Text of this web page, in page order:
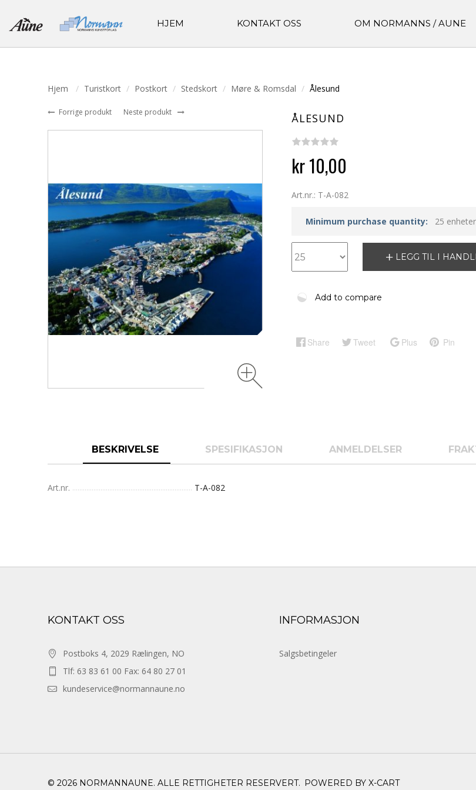
HJEM KONTAKT OSS OM NORMANNS / AUNE
Hjem Turistkort Postkort Stedskort Møre & Romsdal Ålesund
Forrige produkt Neste produkt ÅLESUND
kr 10,00
Art.nr.: T-A-082
Minimum purchase quantity: 25 enheter
LEGG TIL I
Add to compare
Share Tweet Plus Pin
BESKRIVELSE SPESIFIKASJON ANMELDELSER
Art.nr. T-A-082
KONTAKT OSS
Postboks 4, 2029 Rælingen, NO
Tlf: 63 83 61 00 Fax: 64 80 27 01
kundeservice@normannaune.no
INFORMASJON
Salgsbetingeler
© 2026 NORMANNAUNE. ALLE RETTIGHETER RESERVERT. POWERED BY X-CART